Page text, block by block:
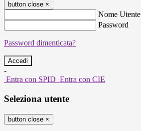
button close ×
Nome Utente
Password
Password dimenticata?
-
Entra con SPID Entra con CIE
Seleziona utente
button close ×